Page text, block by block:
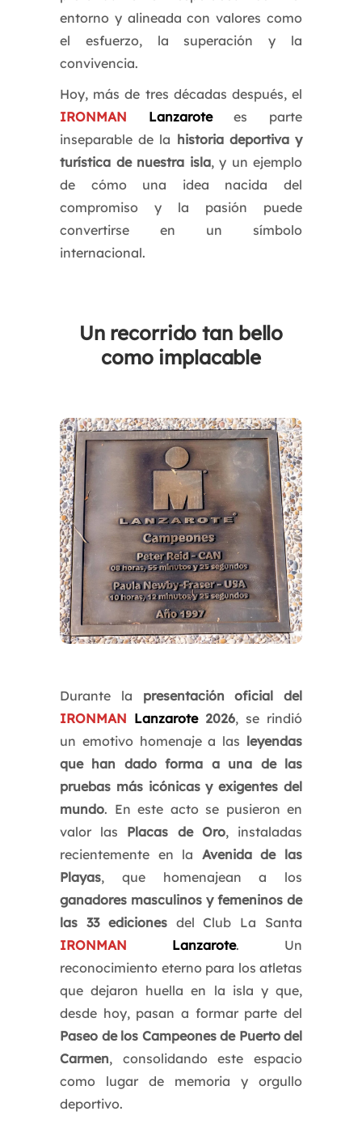
entorno y alineada con valores como
el esfuerzo, la superación y la
convivencia.
Hoy, más de tres décadas después, el
IRONMAN Lanzarotees parte
inseparable de la historia deportiva y
turística de nuestra isla, y un ejemplo
de cómo una idea nacida del
compromiso y la pasión puede
convertirse en un símbolo
internacional.
Un recorrido tan bello
como implacable
Durante la presentación oficial del
IRONMAN Lanzarote2026, se rindió
un emotivo homenaje a las leyendas
que han dado forma a una de las
pruebas más icónicas y exigentes del
mundo. En este acto se pusieron en
valor las Placas de Oro, instaladas
recientemente en la Avenida de las
Playas, que homenajean a los
ganadores masculinos y femeninos de
las 33 edicionesdel Club La Santa
IRONMAN Lanzarote. Un
reconocimiento eterno para los atletas
que dejaron huella en la isla y que,
desde hoy, pasan a formar parte del
Paseo de los Campeones de Puerto del
Carmen, consolidando este espacio
como lugar de memoria y orgullo
deportivo.